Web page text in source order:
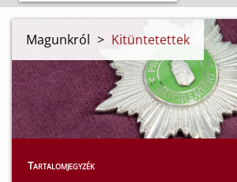
Magunkról > Kitüntetettek
Tartalomjegyzék